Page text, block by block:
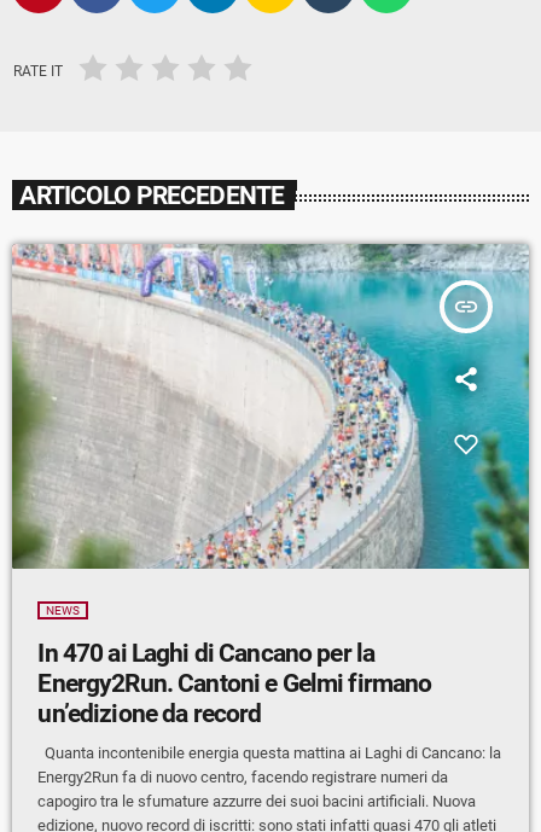
RATE IT
ARTICOLO PRECEDENTE
insert_link
NEWS
In 470 ai Laghi di Cancano per la
Energy2Run. Cantoni e Gelmi firmano
un’edizione da record
Quanta incontenibile energia questa mattina ai Laghi di Cancano: la
Energy2Run fa di nuovo centro, facendo registrare numeri da
capogiro tra le sfumature azzurre dei suoi bacini artificiali. Nuova
edizione, nuovo record di iscritti: sono stati infatti quasi 470 gli atleti